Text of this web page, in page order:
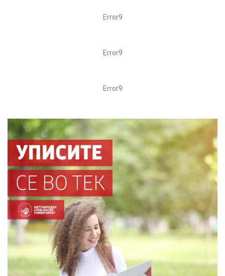
Error9
Error9
Error9